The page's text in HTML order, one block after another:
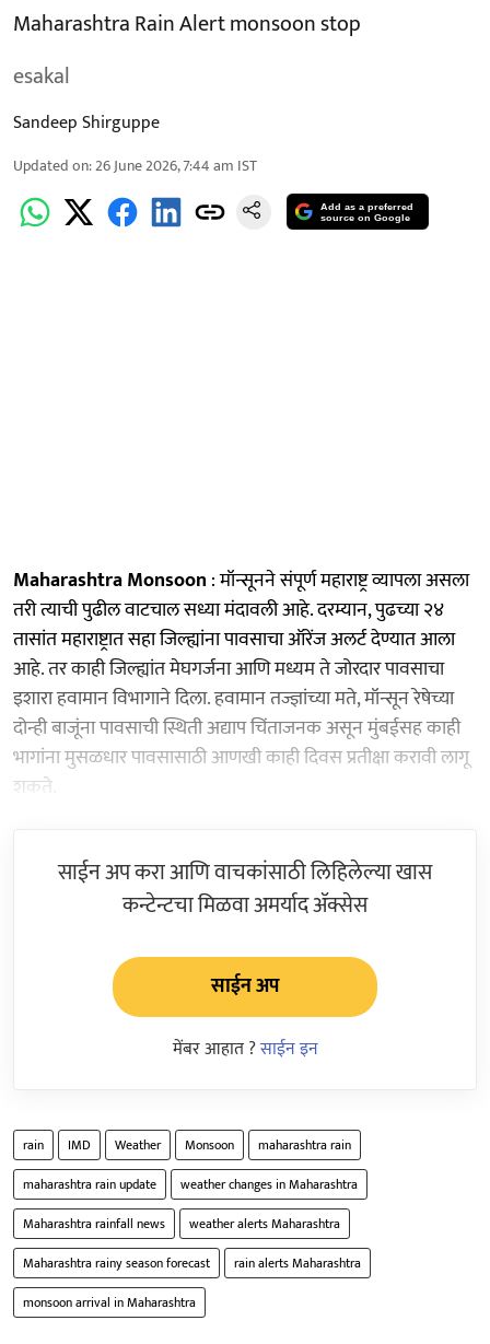
Maharashtra Rain Alert monsoon stop
esakal
Sandeep Shirguppe
Updated on:26 June 2026, 7:44 am IST
Add as a preferred
source on Google
Maharashtra Monsoon : मॉन्सूनने संपूर्ण महाराष्ट्र व्यापला असला
तरी त्याची पुढील वाटचाल सध्या मंदावली आहे. दरम्यान, पुढच्या २४
तासांत महाराष्ट्रात सहा जिल्ह्यांना पावसाचा ऑरेंज अलर्ट देण्यात आला
आहे. तर काही जिल्ह्यांत मेघगर्जना आणि मध्यम ते जोरदार पावसाचा
इशारा हवामान विभागाने दिला. हवामान तज्ज्ञांच्या मते, मॉन्सून रेषेच्या
दोन्ही बाजूंना पावसाची स्थिती अद्याप चिंताजनक असून मुंबईसह काही
भागांना मुसळधार पावसासाठी आणखी काही दिवस प्रतीक्षा करावी लागू
शकते.
साईन अप करा आणि वाचकांसाठी लिहिलेल्या खास
कन्टेन्टचा मिळवा अमर्याद ॲक्सेस
साईन अप
मेंबर आहात ?साईन इन
rain IMD Weather Monsoon
maharashtra rain
maharashtra rain update
weather changes in Maharashtra
Maharashtra rainfall news
weather alerts Maharashtra
Maharashtra rainy season forecast
rain alerts Maharashtra
monsoon arrival in Maharashtra